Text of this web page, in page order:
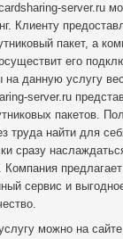
server.ru
Клиенту
пакет, а
его
на данную услугу
server.ru
пакетов.
труда найти для
сразу
Компания
сервис и
можно на